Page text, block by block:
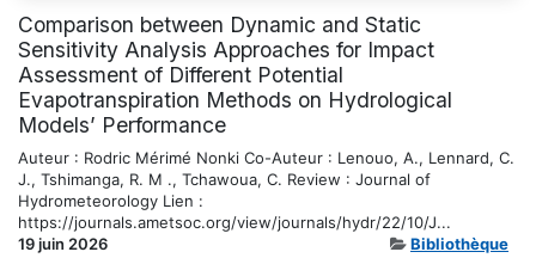
Comparison between Dynamic and Static
Sensitivity Analysis Approaches for Impact
Assessment of Different Potential
Evapotranspiration Methods on Hydrological
Models’ Performance
Auteur : Rodric Mérimé Nonki Co-Auteur : Lenouo, A., Lennard, C.
J., Tshimanga, R. M ., Tchawoua, C. Review : Journal of
Hydrometeorology Lien :
https://journals.ametsoc.org/view/journals/hydr/22/10/J...
19 juin 2026
Bibliothèque